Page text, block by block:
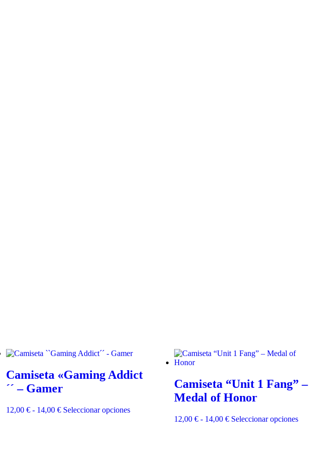
Camiseta «Gaming Addict
´´ – Gamer
12,00 € - 14,00 €Rango
Seleccionar opcionesEste
Camiseta “Unit 1 Fang” –
Medal of Honor
12,00 € - 14,00 €Rango
Seleccionar opcionesEste